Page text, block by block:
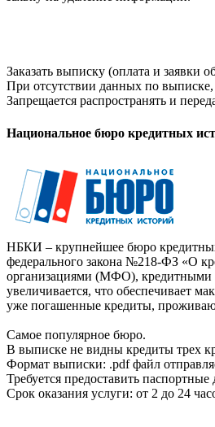
Заказать выписку (оплата и заявки
При отсутствии данных по выписке,
Запрещается распространять и
Национальное бюро кредитных
НБКИ – крупнейшее бюро
федерального закона №218-ФЗ «О
организациями (МФО), кредитными
увеличивается, что обеспечивает
уже погашенные кредиты,
Самое популярное бюро.
В выписке не видны кредиты трех
Формат выписки: .pdf файл
Требуется предоставить
Срок оказания услуги: от 2 до 24